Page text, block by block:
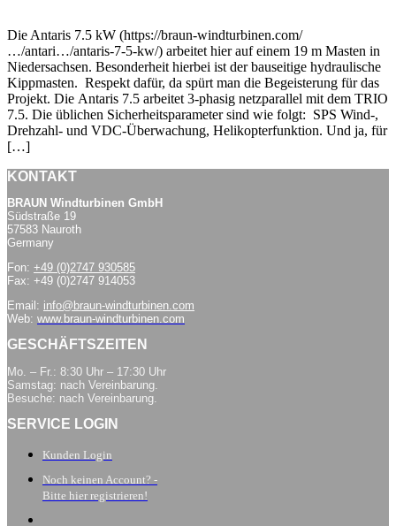
Die Antaris 7.5 kW (https://braun-windturbinen.com/
…/antari…/antaris-7-5-kw/) arbeitet hier auf einem 19 m Masten in
Niedersachsen. Besonderheit hierbei ist der bauseitige hydraulische
Kippmasten. Respekt dafür, da spürt man die Begeisterung für das
Projekt. Die Antaris 7.5 arbeitet 3-phasig netzparallel mit dem TRIO
7.5. Die üblichen Sicherheitsparameter sind wie folgt: SPS Wind-,
Drehzahl- und VDC-Überwachung, Helikopterfunktion. Und ja, für
[…]
KONTAKT
BRAUN Windturbinen GmbH
Südstraße 19
57583 Nauroth
Germany
Fon: +49 (0)2747 930585
Fax: +49 (0)2747 914053
Email: info@braun-windturbinen.com
Web: www.braun-windturbinen.com
GESCHÄFTSZEITEN
Mo. – Fr.: 8:30 Uhr – 17:30 Uhr
Samstag: nach Vereinbarung.
Besuche: nach Vereinbarung.
SERVICE LOGIN
Kunden Login
Noch keinen Account? -
Bitte hier registrieren!